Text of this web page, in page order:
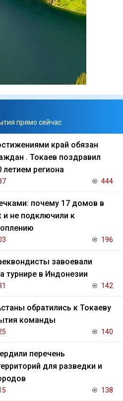
прямо сейчас
край обязан
. Токаев поздравил
региона
444
почему 17 домов в
не подключили к
196
завоевали
турнире в Индонезии
142
обратились к Токаеву
команды
140
перечень
для разведки и
138